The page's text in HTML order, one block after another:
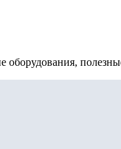
оборудования,